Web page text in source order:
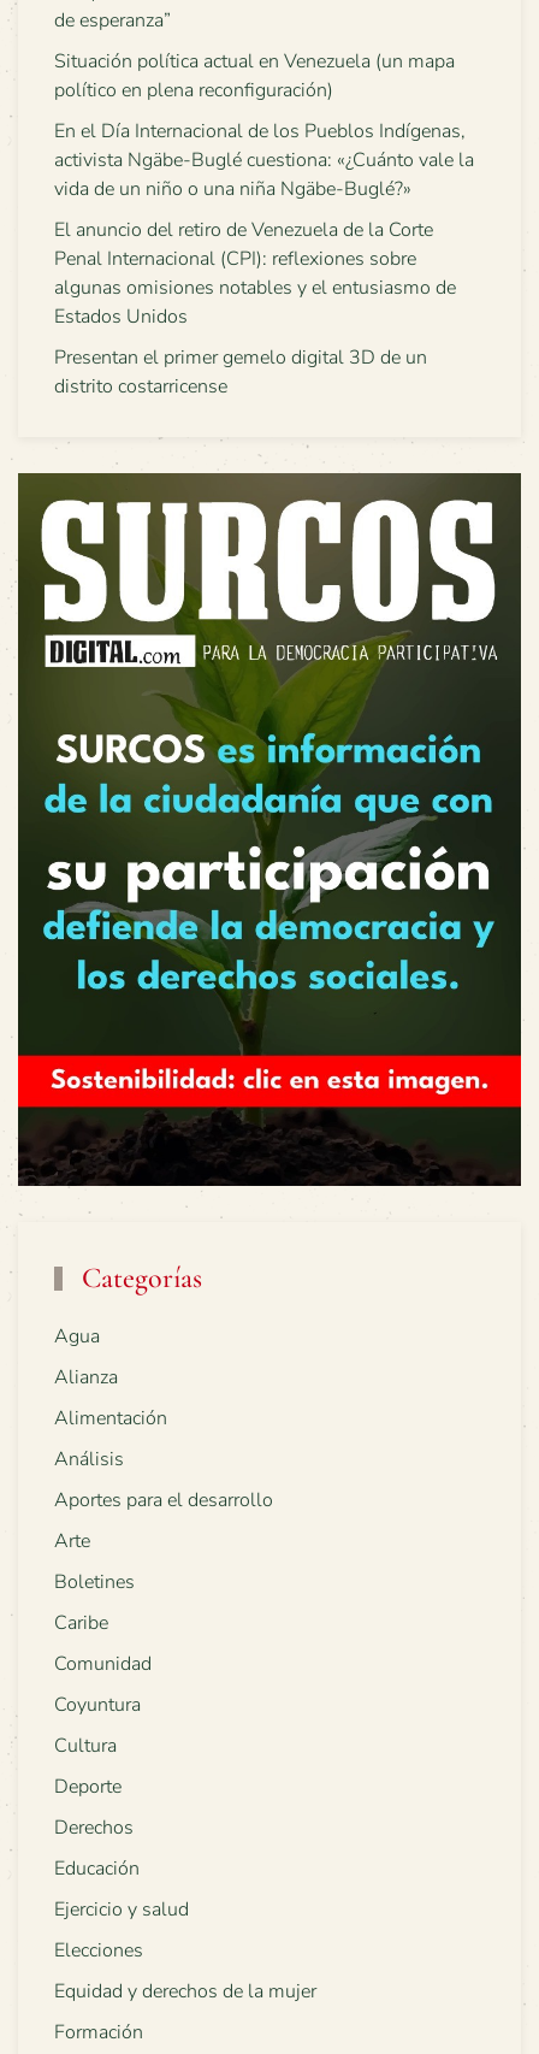
de esperanza”
Situación política actual en Venezuela (un mapa
político en plena reconfiguración)
En el Día Internacional de los Pueblos Indígenas,
activista Ngäbe-Buglé cuestiona: «¿Cuánto vale la
vida de un niño o una niña Ngäbe-Buglé?»
El anuncio del retiro de Venezuela de la Corte
Penal Internacional (CPI): reflexiones sobre
algunas omisiones notables y el entusiasmo de
Estados Unidos
Presentan el primer gemelo digital 3D de un
distrito costarricense
Categorías
Agua
Alianza
Alimentación
Análisis
Aportes para el desarrollo
Arte
Boletines
Caribe
Comunidad
Coyuntura
Cultura
Deporte
Derechos
Educación
Ejercicio y salud
Elecciones
Equidad y derechos de la mujer
Formación